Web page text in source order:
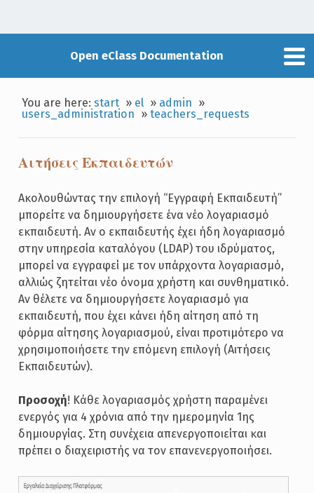
Open eClass Documentation
You are here:start » el » admin »
users_administration »teachers_requests
Αιτήσεις Εκπαιδευτών
Ακολουθώντας την επιλογή “Εγγραφή Εκπαιδευτή”
μπορείτε να δημιουργήσετε ένα νέο λογαριασμό
εκπαιδευτή. Αν ο εκπαιδευτής έχει ήδη λογαριασμό
στην υπηρεσία καταλόγου (LDAP) του ιδρύματος,
μπορεί να εγγραφεί με τον υπάρχοντα λογαριασμό,
αλλιώς ζητείται νέο όνομα χρήστη και συνθηματικό.
Αν θέλετε να δημιουργήσετε λογαριασμό για
εκπαιδευτή, που έχει κάνει ήδη αίτηση από τη
φόρμα αίτησης λογαριασμού, είναι προτιμότερο να
χρησιμοποιήσετε την επόμενη επιλογή (Αιτήσεις
Εκπαιδευτών).
Προσοχή! Κάθε λογαριασμός χρήστη παραμένει
ενεργός για 4 χρόνια από την ημερομηνία 1ης
δημιουργίας. Στη συνέχεια απενεργοποιείται και
πρέπει ο διαχειριστής να τον επανενεργοποιήσει.